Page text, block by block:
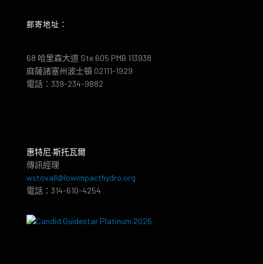
郵寄地址：
68 哈里森大道 Ste 605 PMB 113938
麻薩諸塞州波士頓 02111-1929
電話：339-234-9882
惠特尼·斯托瓦爾
傳訊經理
wstovall@lowimpacthydro.org
電話：314-610-4254